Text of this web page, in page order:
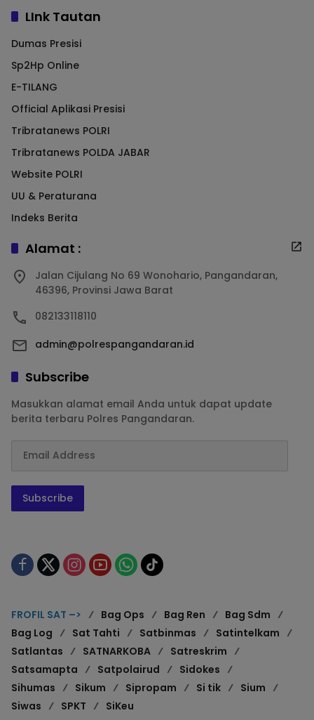
LInk Tautan
Dumas Presisi
Sp2Hp Online
E-TILANG
Official Aplikasi Presisi
Tribratanews POLRI
Tribratanews POLDA JABAR
Website POLRI
UU & Peraturana
Indeks Berita
Alamat :
Jalan Cijulang No 69 Wonohario, Pangandaran,
46396, Provinsi Jawa Barat
082133118110
admin@polrespangandaran.id
Subscribe
Masukkan alamat email Anda untuk dapat update
berita terbaru Polres Pangandaran.
Subscribe
FROFIL SAT –> Bag Ops Bag Ren
Bag Sdm
Bag Log
Sat Tahti Satbinmas
Satintelkam
Satlantas
SATNARKOBA
Satreskrim
Satsamapta
Satpolairud
Sidokes
Sihumas
Sikum Sipropam Si tik
Sium
Siwas
SPKT SiKeu